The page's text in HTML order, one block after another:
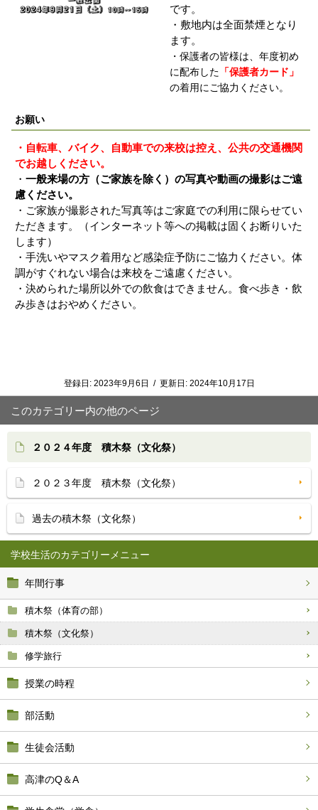
学校生活
年間行事
積木祭（体育の部）
積木祭（文化祭）
修学旅行
授業の時程
部活動
生徒会活動
高津のQ＆A
です。
・敷地内は全面禁煙となり
ます。
・保護者の皆様は、年度初め
に配布した 「保護者カード」
の着用にご協力ください。
お願い
・自転車、バイク、自動車での来校は控え、公共の交通機関
でお越しください。
・ 一般来場の方（ご家族を除く）の写真や動画の撮影はご遠
慮ください。
・ご家族が撮影された写真等はご家庭での利用に限らせてい
ただきます。（インターネット等への掲載は固くお断りいた
します）
・手洗いやマスク着用など感染症予防にご協力ください。体
調がすぐれない場合は来校をご遠慮ください。
・決められた場所以外での飲食はできません。食べ歩き・飲
み歩きはおやめください。
登録日: 2023年9月6日 / 更新日: 2024年10月17日
このカテゴリー内の他のページ
２０２４年度 積木祭（文化祭）
２０２３年度 積木祭（文化祭）
過去の積木祭（文化祭）